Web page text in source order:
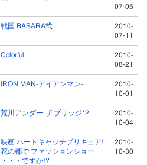
07-05
戦国 BASARA弐
2010-
07-11
Colorful
2010-
08-21
IRON MAN-アイアンマン-
2010-
10-01
荒川アンダー ザ ブリッジ*2
2010-
10-04
映画 ハートキャッチプリキュア!
花の都で ファッションショー
・・・ですか!?
2010-
10-30